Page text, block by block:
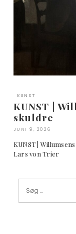
KUNST
KUNST |
skuldre
JUNI 9, 2026
KUNST |
Lars von